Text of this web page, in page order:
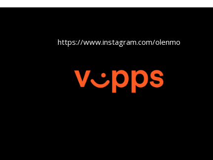
https://www.instagram.com/olenmobel